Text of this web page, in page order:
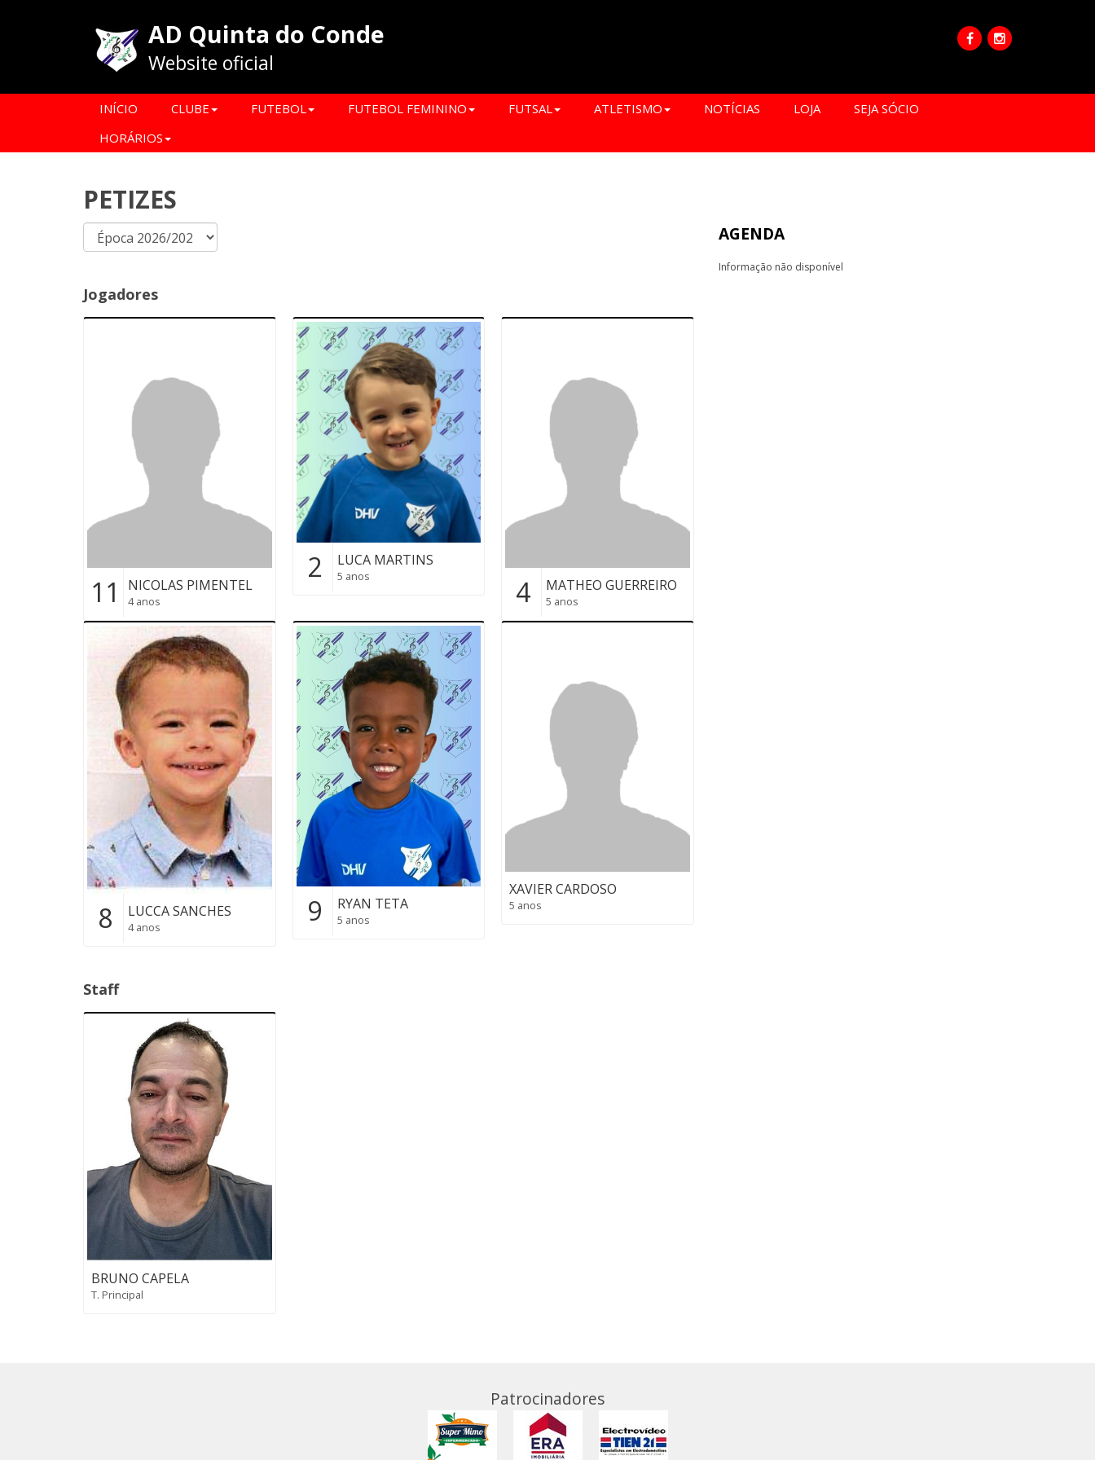
AD Quinta do Conde
Website oficial
INÍCIO CLUBE FUTEBOL FUTEBOL FEMININO FUTSAL ATLETISMO NOTÍCIAS LOJA
SEJA SÓCIO
HORÁRIOS
PETIZES
Jogadores
11 NICOLAS PIMENTEL
4 anos
2 LUCA MARTINS
5 anos 4 MATHEO GUERREIRO
5 anos
8 LUCCA SANCHES
4 anos 9 RYAN TETA
5 anos
XAVIER CARDOSO
5 anos
Staff
BRUNO CAPELA
T. Principal
AGENDA
Informação não disponível
Patrocinadores